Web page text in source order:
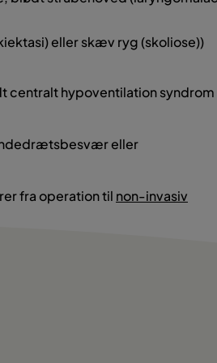
eller skæv ryg (skoliose))
centralt hypoventilation syndrom
eller
fra operation til non-invasiv